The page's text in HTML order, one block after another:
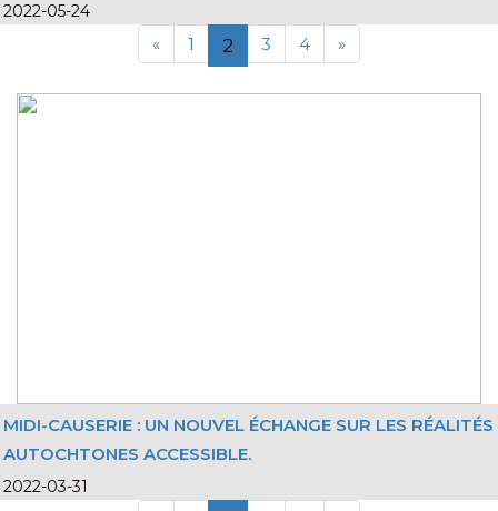
2022-05-24
« 1 2 3 4 »
MIDI-CAUSERIE : UN NOUVEL ÉCHANGE SUR LES RÉALITÉS
AUTOCHTONES ACCESSIBLE.
2022-03-31